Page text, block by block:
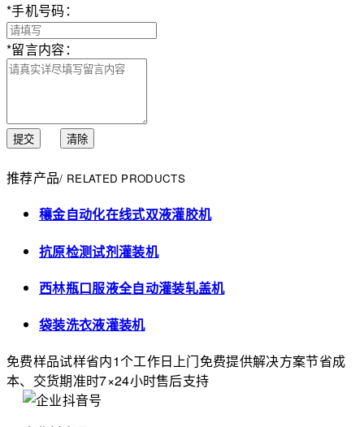
*手机号码：
*留言内容：
提交 清除
推荐产品/ RELATED PRODUCTS
穰金自动化在线式双液灌胶机
抗原检测试剂灌装机
西林瓶口服液全自动灌装轧盖机
袋装洗衣液灌装机
免费样品试样省内1个工作日上门免费提供解决方案节省成
本、交货期准时7×24小时售后支持